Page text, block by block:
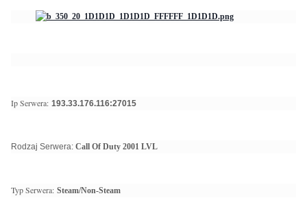
Ip Serwera: 193.33.176.116:27015
Rodzaj Serwera: Call Of Duty 2001 LVL
Typ Serwera: Steam/Non-Steam